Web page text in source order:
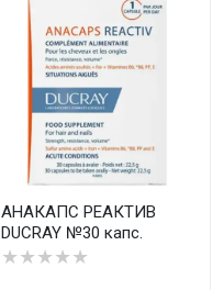
АНАКАПС РЕАКТИВ
DUCRAY №30 капс.
★★★★★